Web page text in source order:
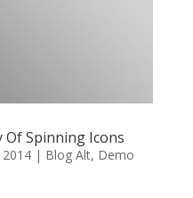
Of Spinning Icons
| Blog Alt, Demo